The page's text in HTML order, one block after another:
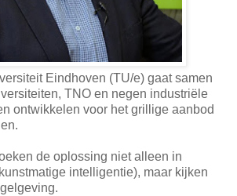
Eindhoven (TU/e) gaat samen
TNO en negen industriële
ontwikkelen voor het grillige aanbod
de oplossing niet alleen in
intelligentie), maar kijken